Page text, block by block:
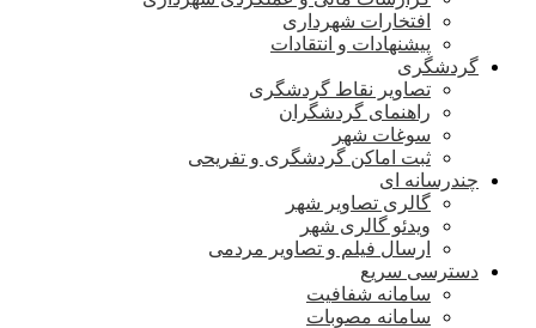
افتخارات شهرداری
پیشنهادات و انتقادات
گردشگری
تصاویر نقاط گردشگری
راهنمای گردشگران
سوغات شهر
ثبت اماکن گردشگری و تفریحی
چندرسانه ای
گالری تصاویر شهر
ویدئو گالری شهر
ارسال فیلم و تصاویر مردمی
دسترسی سریع
سامانه شفافیت
سامانه مصوبات